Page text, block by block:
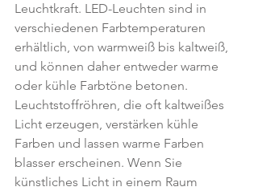
Leuchtkraft. LED-Leuchten sind in
verschiedenen Farbtemperaturen
erhältlich, von warmweiß bis kaltweiß,
und können daher entweder warme
oder kühle Farbtöne betonen.
Leuchtstoffröhren, die oft kaltweißes
Licht erzeugen, verstärken kühle
Farben und lassen warme Farben
blasser erscheinen. Wenn Sie
künstliches Licht in einem Raum